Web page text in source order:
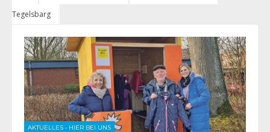
Tegelsbarg
AKTUELLES • HIER BEI UNS